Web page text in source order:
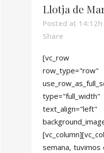
Llotja de
Posted at 14:12h
Share
[vc_row
row_type="row"
text_align="left"
semana,